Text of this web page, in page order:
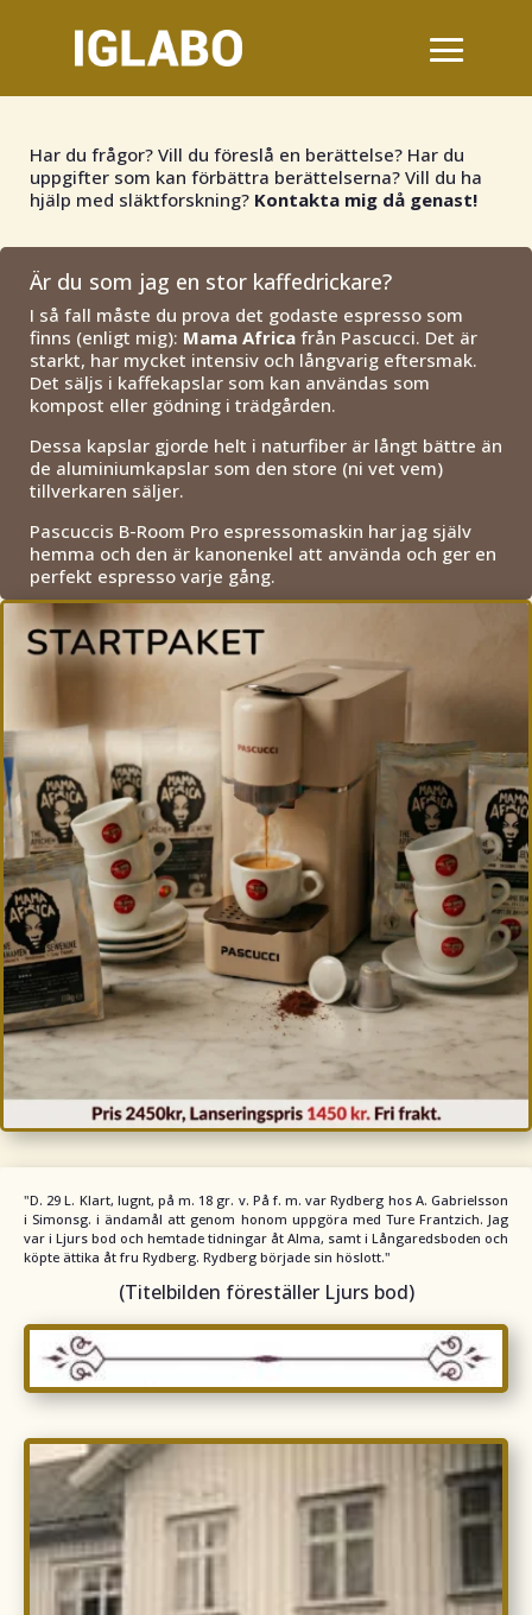
Har du frågor? Vill du föreslå en berättelse? Har du
uppgifter som kan förbättra berättelserna? Vill du ha
hjälp med släktforskning? Kontakta mig då genast!
Är du som jag en stor kaffedrickare?
I så fall måste du prova det godaste espresso som
finns (enligt mig): Mama Africa från Pascucci. Det är
starkt, har mycket intensiv och långvarig eftersmak.
Det säljs i kaffekapslar som kan användas som
kompost eller gödning i trädgården.
Dessa kapslar gjorde helt i naturfiber är långt bättre än
de aluminiumkapslar som den store (ni vet vem)
tillverkaren säljer.
Pascuccis B-Room Pro espressomaskin har jag själv
hemma och den är kanonenkel att använda och ger en
perfekt espresso varje gång.
"D.29 L. Klart, lugnt, på m. 18 gr. v. På f. m. var Rydberg hos A. Gabrielsson
i Simonsg. i ändamål att genom honom uppgöra med Ture Frantzich. Jag
var i Ljurs bod och hemtade tidningar åt Alma, samt i Långaredsboden och
köpte ättika åt fru Rydberg. Rydberg började sin höslott."
(Titelbilden föreställer Ljurs bod)